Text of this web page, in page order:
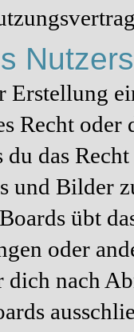
Nutzers
Recht
du das
und Bilder
übt
oder
dich nach